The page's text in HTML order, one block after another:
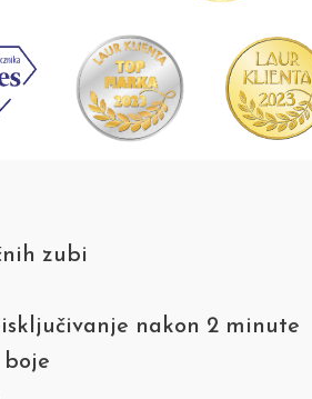
zubi
nakon 2 minute